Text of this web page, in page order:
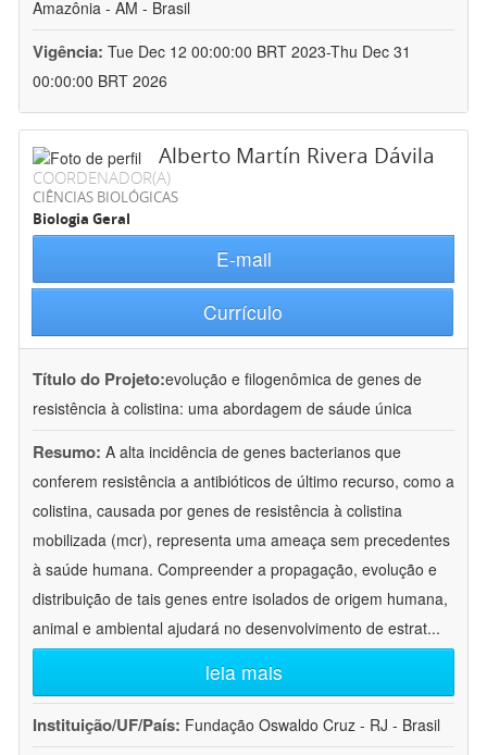
Amazônia - AM - Brasil
Vigência: Tue Dec 12 00:00:00 BRT 2023-Thu Dec 31
00:00:00 BRT 2026
Alberto Martín Rivera Dávila
COORDENADOR(A)
CIÊNCIAS BIOLÓGICAS
Biologia Geral
E-mail
Currículo
Título do Projeto:evolução e filogenômica de genes de
resistência à colistina: uma abordagem de sáude única
Resumo: A alta incidência de genes bacterianos que
conferem resistência a antibióticos de último recurso, como a
colistina, causada por genes de resistência à colistina
mobilizada (mcr), representa uma ameaça sem precedentes
à saúde humana. Compreender a propagação, evolução e
distribuição de tais genes entre isolados de origem humana,
animal e ambiental ajudará no desenvolvimento de estrat...
leia mais
Instituição/UF/País: Fundação Oswaldo Cruz - RJ - Brasil